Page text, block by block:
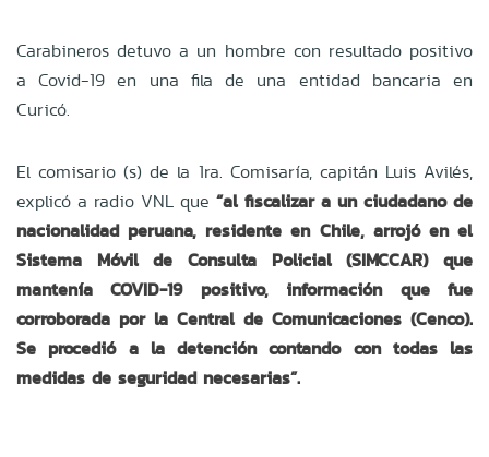
Carabineros detuvo a un hombre con resultado positivo
a Covid-19 en una fila de una entidad bancaria en
Curicó.
El comisario (s) de la 1ra. Comisaría, capitán Luis Avilés,
explicó a radio VNL que “al fiscalizar a un ciudadano de
nacionalidad peruana, residente en Chile, arrojó en el
Sistema Móvil de Consulta Policial (SIMCCAR) que
mantenía COVID-19 positivo, información que fue
corroborada por la Central de Comunicaciones (Cenco).
Se procedió a la detención contando con todas las
medidas de seguridad necesarias”.